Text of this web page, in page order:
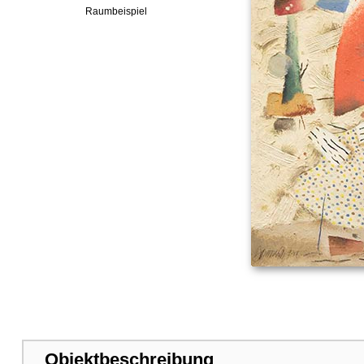
Raumbeispiel
Objektbeschreibung